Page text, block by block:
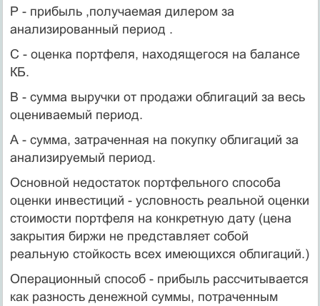
Р - прибыль ,получаемая дилером за
анализированный период .
С - оценка портфеля, находящегося на балансе
КБ.
В - сумма выручки от продажи облигаций за весь
оцениваемый период.
А - сумма, затраченная на покупку облигаций за
анализируемый период.
Основной недостаток портфельного способа
оценки инвестиций - условность реальной оценки
стоимости портфеля на конкретную дату (цена
закрытия биржи не представляет собой
реальную стойкость всех имеющихся облигаций.)
Операционный способ - прибыль рассчитывается
как разность денежной суммы, потраченным